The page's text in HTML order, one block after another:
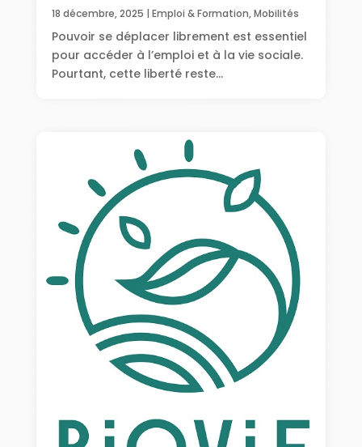
18 décembre, 2025 | Emploi & Formation,Mobilités
Pouvoir se déplacer librement est essentiel
pour accéder à l’emploi et à la vie sociale.
Pourtant, cette liberté reste...